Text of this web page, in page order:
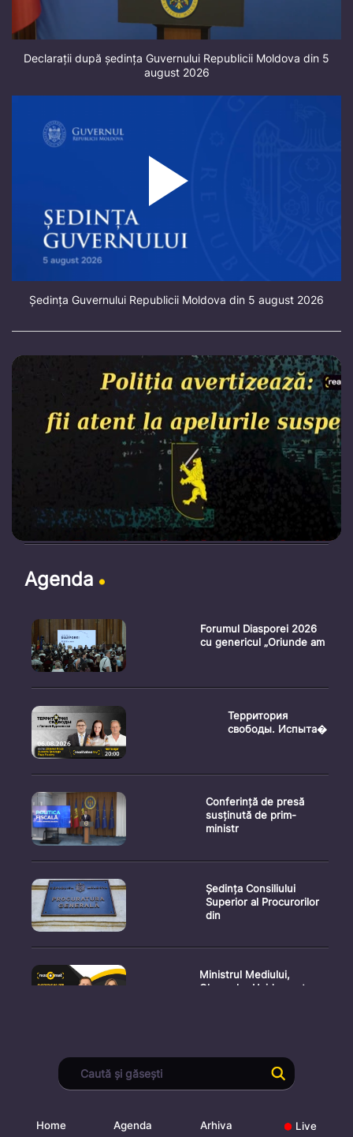
Declarații după ședința Guvernului Republicii Moldova din 5
august 2026
Ședința Guvernului Republicii Moldova din 5 august 2026
Agenda
Forumul Diasporei 2026
cu genericul „Oriunde am
Территория
свободы. Испыта�
Conferință de presă
susținută de prim-
ministr
Ședința Consiliului
Superior al Procurorilor
din
Ministrul Mediului,
Gheorghe Hajder, este
Consultări publice privind
proiectul de lege pent
Home Agenda Arhiva Live